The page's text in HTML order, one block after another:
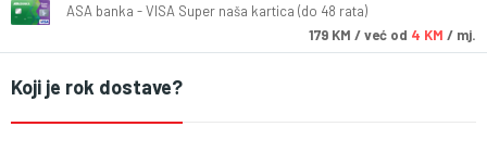
ASA banka - VISA Super naša kartica (do 48 rata)
179 KM / već od 4 KM / mj.
Koji je rok dostave?